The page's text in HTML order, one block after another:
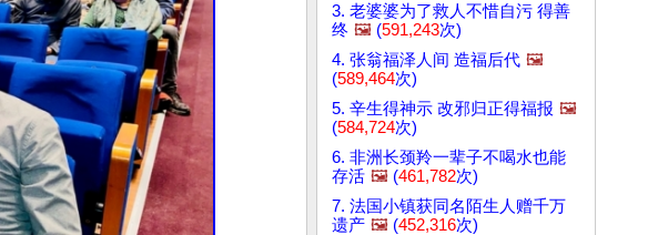
3. 老婆婆为了救人不惜自污 得善
终 🖼️ (591,243次)
4. 张翁福泽人间 造福后代 🖼️
(589,464次)
5. 辛生得神示 改邪归正得福报 🖼️
(584,724次)
6. 非洲长颈羚一辈子不喝水也能
存活 🖼️ (461,782次)
7. 法国小镇获同名陌生人赠千万
遗产 🖼️ (452,316次)